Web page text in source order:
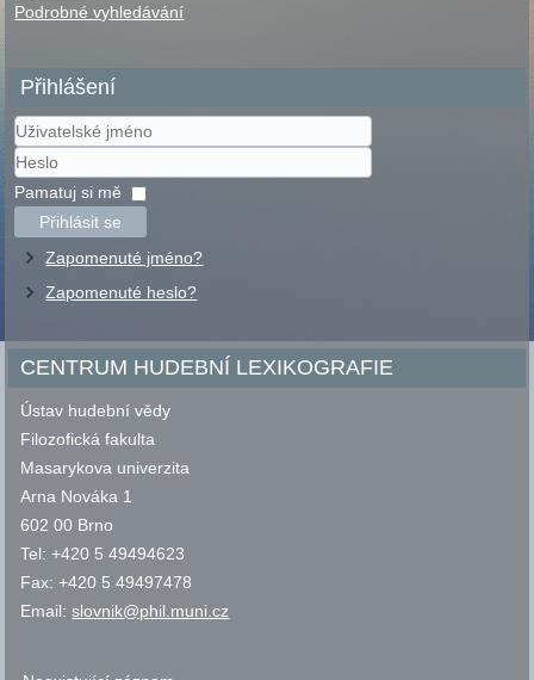
Podrobné vyhledávání
Přihlášení
Uživatelské
jméno
Heslo
Pamatuj si mě
Přihlásit se
Zapomenuté jméno?
Zapomenuté heslo?
CENTRUM HUDEBNÍ LEXIKOGRAFIE
Ústav hudební vědy
Filozofická fakulta
Masarykova univerzita
Arna Nováka 1
602 00 Brno
Tel: +420 5 49494623
Fax: +420 5 49497478
Email:slovnik@phil.muni.cz